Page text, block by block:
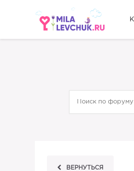
ВЕРНУТЬСЯ